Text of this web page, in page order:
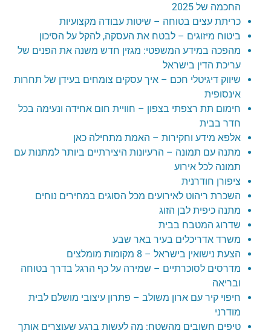
החכמה של 2025
כריתת עצים בטוחה – שיטות עבודה מקצועיות
ביטוח מיזוגים – לבטח את העסקה, להקל על הסיכון
מהפכה במידע המשפטי: מגזין חדש משנה את הפנים של
עריכת הדין בישראל
שיווק דיגיטלי חכם – איך עסקים צומחים בעידן של תחרות
אינסופית
חימום תת רצפתי בצפון – חוויית חום אחידה ונעימה בכל
חדר בבית
אלפא מידע וחקירות – האמת מתחילה כאן
מתנה עם תמונה – הרעיונות היצירתיים ביותר למתנות עם
תמונה לכל אירוע
ציפורן חודרנית
השכרת ריהוט לאירועים מכל הסוגים במחירים נוחים
מתנה כיפית לבן הזוג
שדרוג המטבח בבית
משרד אדריכלים בעיר באר שבע
הצעת נישואין בישראל – 8 מקומות מומלצים
מדרסים לסוכרתיים – שמירה על כף הרגל בדרך בטוחה
ובריאה
חיפוי קיר עם ארון משולב – פתרון עיצובי מושלם לבית
מודרני
טיפים חשובים מהשטח: מה לעשות ברגע שעוצרים אותך